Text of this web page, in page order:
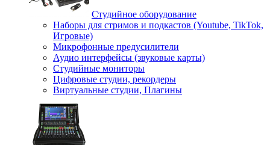
Студийное оборудование
Наборы для стримов и подкастов (Youtube, TikTok,
Игровые)
Микрофонные предусилители
Аудио интерфейсы (звуковые карты)
Студийные мониторы
Цифровые студии, рекордеры
Виртуальные студии, Плагины